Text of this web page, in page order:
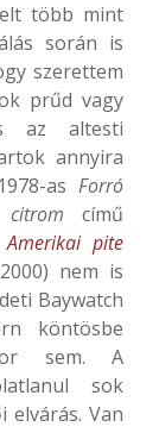
több mint
során is
szerettem
prűd vagy
az altesti
annyira
as Forró
citrom című
Amerikai pite
nem is
Baywatch
köntösbe
sem. A
sok
elvárás. Van